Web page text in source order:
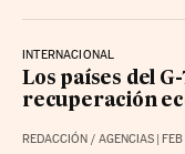
INTERNACIONAL
Los países del
recuperación
REDACCIÓN / AGENCIAS |